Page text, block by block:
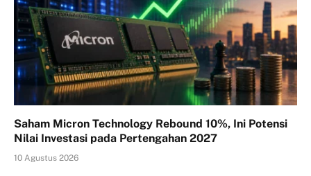
Saham Micron Technology Rebound 10%, Ini Potensi
Nilai Investasi pada Pertengahan 2027
10 Agustus 2026